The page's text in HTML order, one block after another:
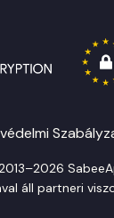
áll partneri